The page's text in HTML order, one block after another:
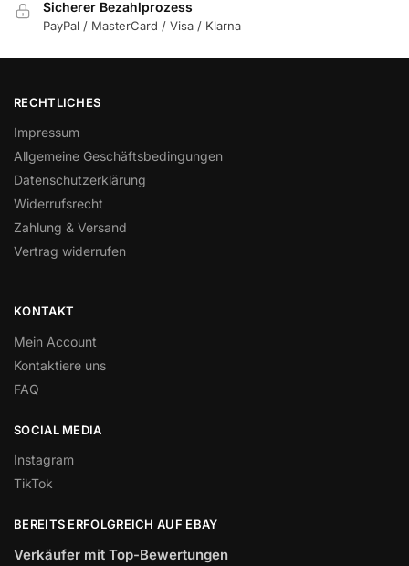
Sicherer Bezahlprozess
PayPal / MasterCard / Visa / Klarna
RECHTLICHES
Impressum
Allgemeine Geschäftsbedingungen
Datenschutzerklärung
Widerrufsrecht
Zahlung & Versand
Vertrag widerrufen
KONTAKT
Mein Account
Kontaktiere uns
FAQ
SOCIAL MEDIA
Instagram
TikTok
BEREITS ERFOLGREICH AUF EBAY
Verkäufer mit Top-Bewertungen